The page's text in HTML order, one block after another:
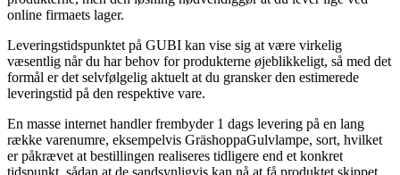
online firmaets lager.
Leveringstidspunktet på GUBI kan vise sig at være virkelig
væsentlig når du har behov for produkterne øjeblikkeligt, så med det
formål er det selvfølgelig aktuelt at du gransker den estimerede
leveringstid på den respektive vare.
En masse internet handler frembyder 1 dags levering på en lang
række varenumre, eksempelvis GräshoppaGulvlampe, sort, hvilket
er påkrævet at bestillingen realiseres tidligere end et konkret
tidspunkt, sådan at de sandsynligvis kan nå at få produktet skippet